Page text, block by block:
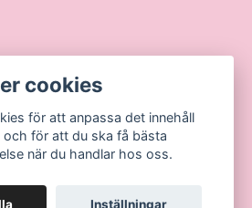
cookies
för att anpassa det innehåll
för att du ska få bästa
när du handlar hos oss.
Inställningar